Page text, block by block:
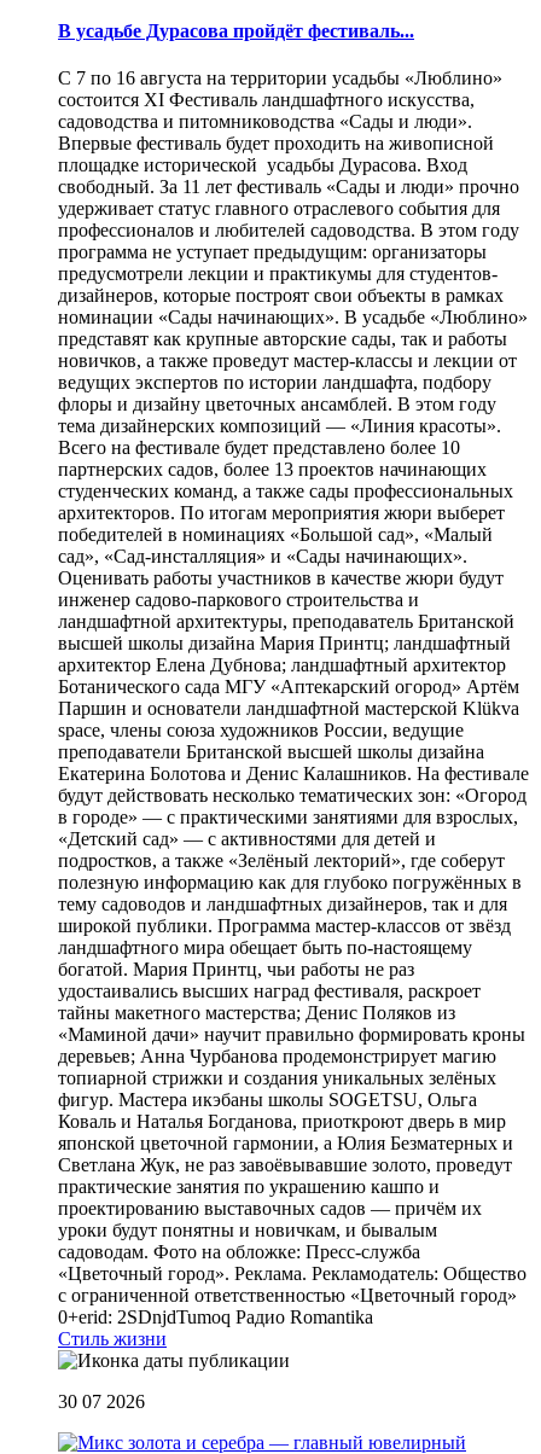
В усадьбе Дурасова пройдёт фестиваль...
С 7 по 16 августа на территории усадьбы «Люблино»
состоится XI Фестиваль ландшафтного искусства,
садоводства и питомниководства «Сады и люди».
Впервые фестиваль будет проходить на живописной
площадке исторической усадьбы Дурасова. Вход
свободный. За 11 лет фестиваль «Сады и люди» прочно
удерживает статус главного отраслевого события для
профессионалов и любителей садоводства. В этом году
программа не уступает предыдущим: организаторы
предусмотрели лекции и практикумы для студентов-
дизайнеров, которые построят свои объекты в рамках
номинации «Сады начинающих». В усадьбе «Люблино»
представят как крупные авторские сады, так и работы
новичков, а также проведут мастер-классы и лекции от
ведущих экспертов по истории ландшафта, подбору
флоры и дизайну цветочных ансамблей. В этом году
тема дизайнерских композиций — «Линия красоты».
Всего на фестивале будет представлено более 10
партнерских садов, более 13 проектов начинающих
студенческих команд, а также сады профессиональных
архитекторов. По итогам мероприятия жюри выберет
победителей в номинациях «Большой сад», «Малый
сад», «Сад-инсталляция» и «Сады начинающих».
Оценивать работы участников в качестве жюри будут
инженер садово-паркового строительства и
ландшафтной архитектуры, преподаватель Британской
высшей школы дизайна Мария Принтц; ландшафтный
архитектор Елена Дубнова; ландшафтный архитектор
Ботанического сада МГУ «Аптекарский огород» Артём
Паршин и основатели ландшафтной мастерской Klükva
space, члены союза художников России, ведущие
преподаватели Британской высшей школы дизайна
Екатерина Болотова и Денис Калашников. На фестивале
будут действовать несколько тематических зон: «Огород
в городе» — с практическими занятиями для взрослых,
«Детский сад» — с активностями для детей и
подростков, а также «Зелёный лекторий», где соберут
полезную информацию как для глубоко погружённых в
тему садоводов и ландшафтных дизайнеров, так и для
широкой публики. Программа мастер-классов от звёзд
ландшафтного мира обещает быть по-настоящему
богатой. Мария Принтц, чьи работы не раз
удостаивались высших наград фестиваля, раскроет
тайны макетного мастерства; Денис Поляков из
«Маминой дачи» научит правильно формировать кроны
деревьев; Анна Чурбанова продемонстрирует магию
топиарной стрижки и создания уникальных зелёных
фигур. Мастера икэбаны школы SOGETSU, Ольга
Коваль и Наталья Богданова, приоткроют дверь в мир
японской цветочной гармонии, а Юлия Безматерных и
Светлана Жук, не раз завоёвывавшие золото, проведут
практические занятия по украшению кашпо и
проектированию выставочных садов — причём их
уроки будут понятны и новичкам, и бывалым
садоводам. Фото на обложке: Пресс-служба
«Цветочный город». Реклама. Рекламодатель: Общество
с ограниченной ответственностью «Цветочный город»
0+erid: 2SDnjdTumoq Радио Romantika
Стиль жизни
30 07 2026